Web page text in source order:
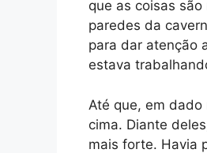
que as coisas
paredes da
para dar atenção
estava
Até que, em
cima. Diante
mais forte. Havia